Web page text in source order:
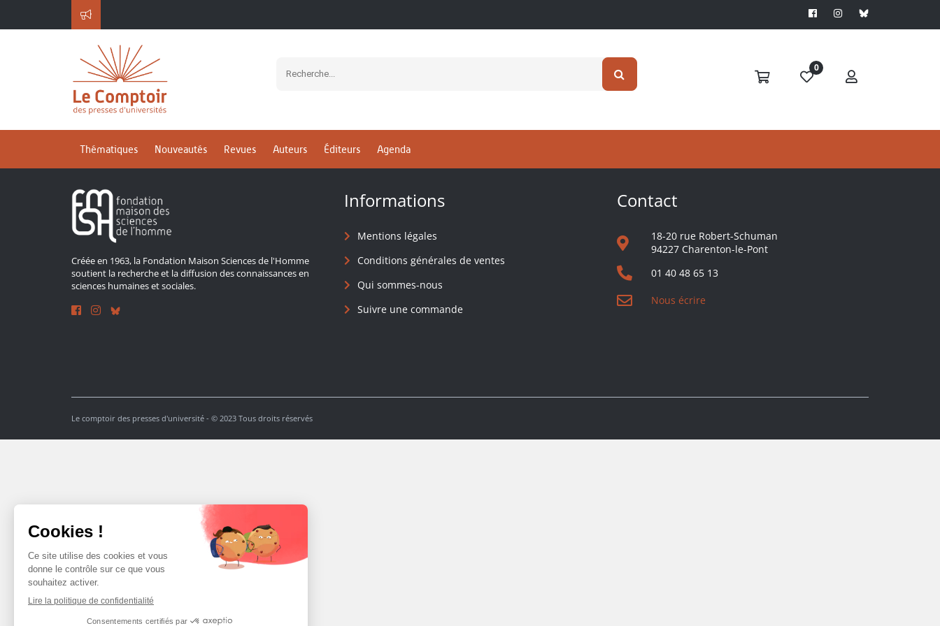
0
Thématiques Nouveautés Revues Auteurs Éditeurs Agenda
Inscrivez-vous à notre newsletter S'ABONNER
Créée en 1963, la Fondation Maison Sciences de l'Homme
soutient la recherche et la diffusion des connaissances en
sciences humaines et sociales.
Informations
Mentions légales
Conditions générales de ventes
Qui sommes-nous
Suivre une commande
Contact
18-20 rue Robert-Schuman
94227 Charenton-le-Pont
01 40 48 65 13
Nous écrire
Le comptoir des presses d'université - © 2023 Tous droits réservés